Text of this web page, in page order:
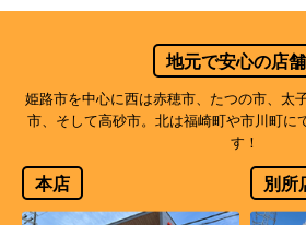
地元で安心の店
姫路市を中心に西は赤穂市、たつの市、太
市、そして高砂市。北は福崎町や市川町に
す！
本店 別所